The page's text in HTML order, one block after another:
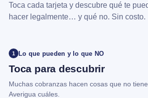
Toca cada tarjeta y descubre qué te
hacer legalmente… y qué no. Sin costo.
1 Lo que pueden y lo que NO
Toca para descubrir
Muchas cobranzas hacen cosas que no
Averigua cuáles.